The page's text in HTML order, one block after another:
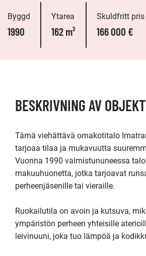
Byggd
1990
Ytarea
162 m²
Skuldfritt pris
166 000 €
BESKRIVNING AV
Tämä viehättävä omakotitalo
tarjoaa tilaa ja mukavuutta
Vuonna 1990 valmistununeessa
makuuhuonetta, jotka tarjoavat
perheenjäsenille tai vieraille.
Ruokailutila on avoin ja kutsuva,
ympäristön perheen yhteisille
leivinuuni, joka tuo lämpöä ja